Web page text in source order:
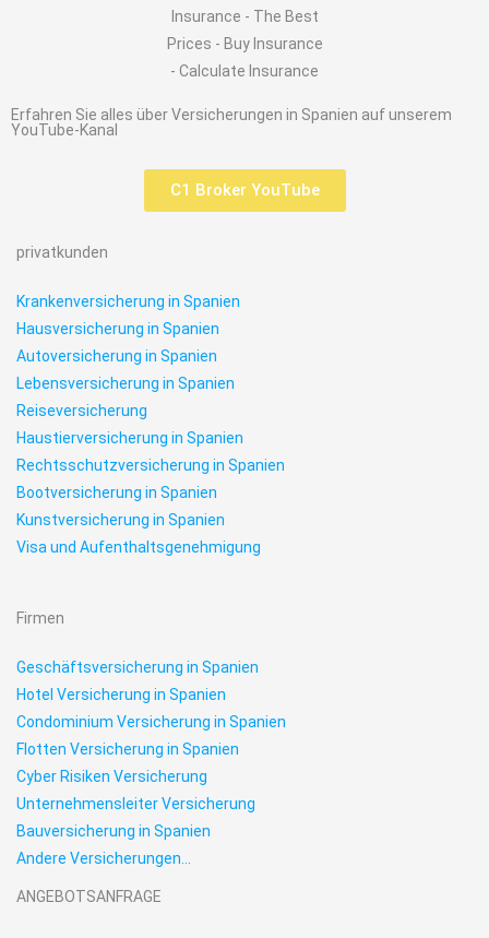
Erfahren Sie alles über Versicherungen in Spanien auf unserem
YouTube-Kanal
C1 Broker YouTube
privatkunden
Krankenversicherung in Spanien
Hausversicherung in Spanien
Autoversicherung in Spanien
Lebensversicherung in Spanien
Reiseversicherung
Haustierversicherung in Spanien
Rechtsschutzversicherung in Spanien
Bootversicherung in Spanien
Kunstversicherung in Spanien
Visa und Aufenthaltsgenehmigung
Firmen
Geschäftsversicherung in Spanien
Hotel Versicherung in Spanien
Condominium Versicherung in Spanien
Flotten Versicherung in Spanien
Cyber Risiken Versicherung
Unternehmensleiter Versicherung
Bauversicherung in Spanien
Andere Versicherungen...
ANGEBOTSANFRAGE